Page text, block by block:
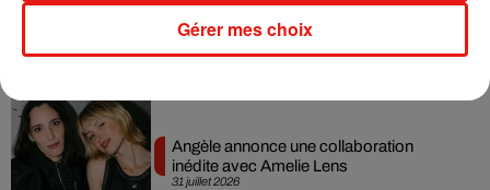
31 juillet 2026
album « Petals »
31 juillet 2026
Angèle annonce une collaboration
inédite avec Amelie Lens
Gérer mes choix